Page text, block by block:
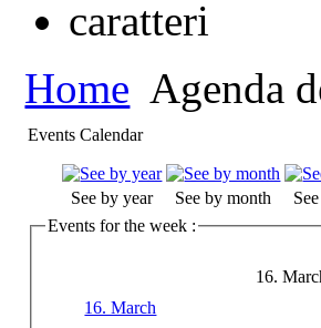
Home Agenda
Events Calendar
See by year See by month
Events for the week :
16.
16. March